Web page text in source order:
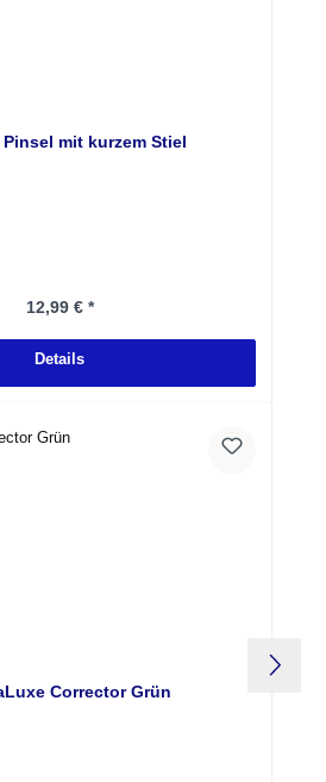
mit kurzem Stiel
Regulärer Preis:
12,99 € *
Details
Corrector Grün